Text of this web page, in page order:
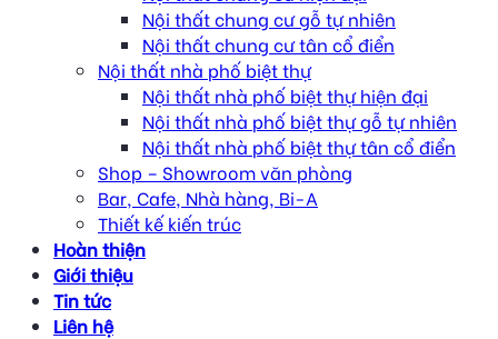
Nội thất chung cư gỗ tự nhiên
Nội thất chung cư tân cổ điển
Nội thất nhà phố biệt thự
Nội thất nhà phố biệt thự hiện đại
Nội thất nhà phố biệt thự gỗ tự nhiên
Nội thất nhà phố biệt thự tân cổ điển
Shop – Showroom văn phòng
Bar, Cafe, Nhà hàng, Bi-A
Thiết kế kiến trúc
Hoàn thiện
Giới thiệu
Tin tức
Liên hệ